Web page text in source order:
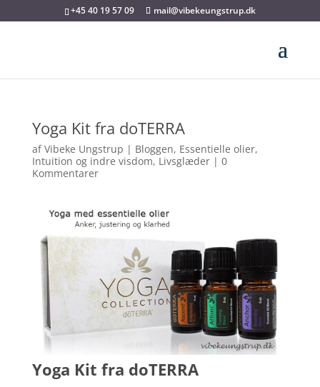
+45 40 19 57 09 mail@vibekeungstrup.dk
Yoga Kit fra doTERRA
afVibeke Ungstrup | Bloggen, Essentielle olier,
Intuition og indre visdom, Livsglæder| 0
Kommentarer
Yoga Kit fra doTERRA